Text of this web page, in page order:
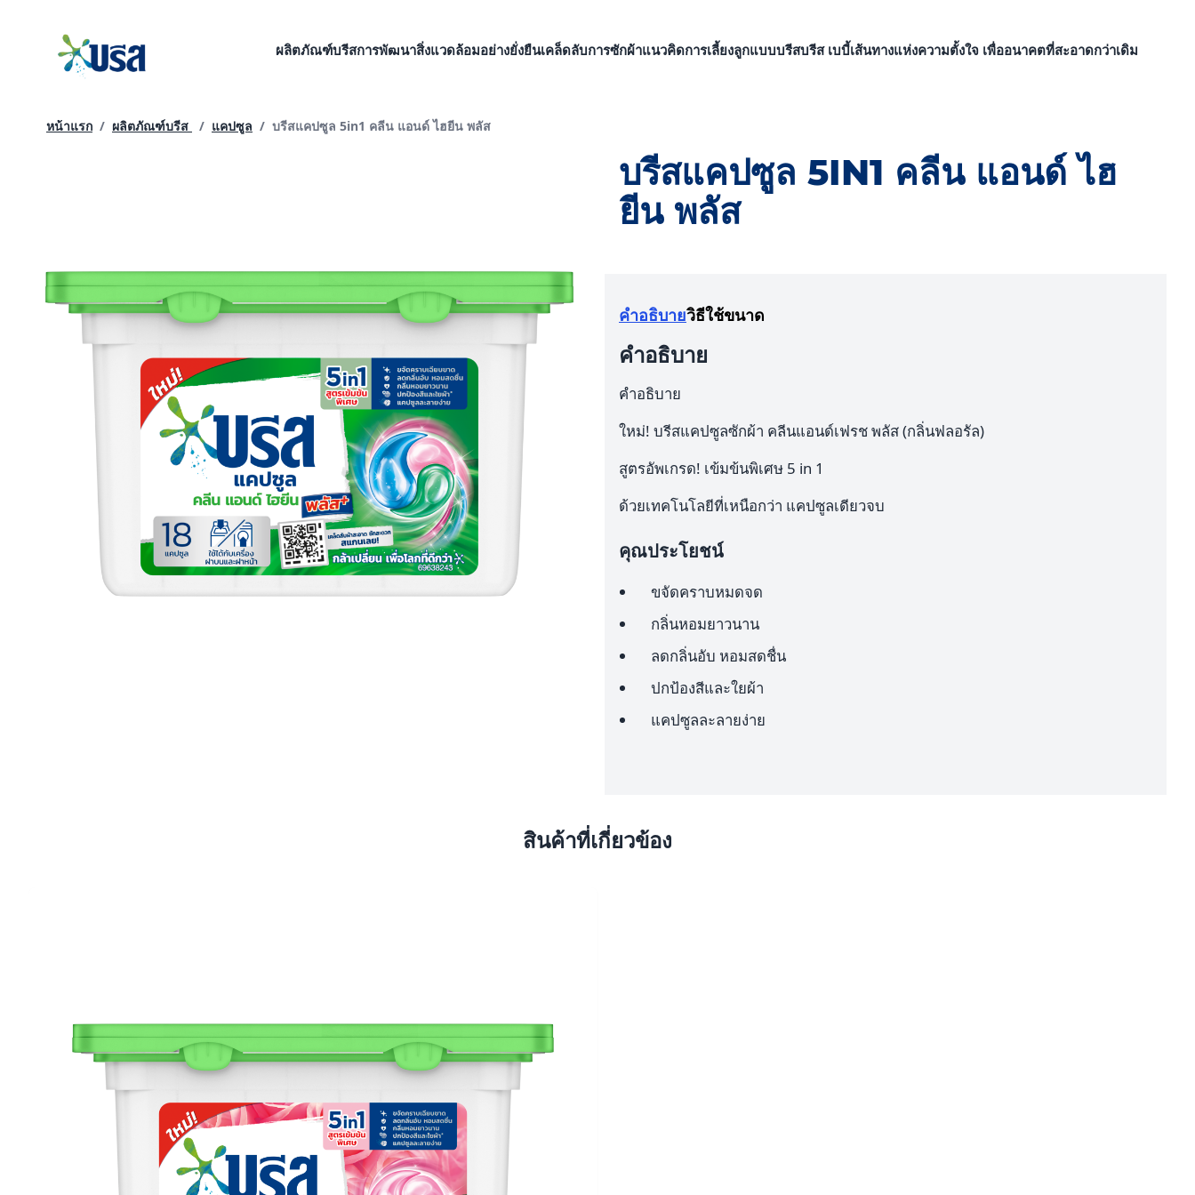
ผลิตภัณฑ์บรีสการพัฒนาสิ่งแวดล้อมอย่างยั่งยืนเคล็ดลับการซักผ้าแนวคิดการเลี้ยงลูกแบบบรีสบรีส เบบี้เส้นทางแห่งความตั้งใจ เพื่ออนาคตที่สะอาดกว่าเดิม
หน้าแรก / ผลิตภัณฑ์บรีส / แคปซูล / หน้าปัจจุบัน:
บรีสแคปซูล 5in1 คลีน แอนด์ ไฮยีน พลัส
บรีสแคปซูล 5IN1 คลีน แอนด์ ไฮ
ยีน พลัส
คำอธิบายวิธีใช้ขนาด
คำอธิบาย
คำอธิบาย
ใหม่! บรีสแคปซูลซักผ้า คลีนแอนด์เฟรช พลัส (กลิ่นฟลอรัล)
สูตรอัพเกรด! เข้มข้นพิเศษ 5 in 1
ด้วยเทคโนโลยีที่เหนือกว่า แคปซูลเดียวจบ
คุณประโยชน์
ขจัดคราบหมดจด
กลิ่นหอมยาวนาน
ลดกลิ่นอับ หอมสดชื่น
ปกป้องสีและใยผ้า
แคปซูลละลายง่าย
สินค้าที่เกี่ยวข้อง